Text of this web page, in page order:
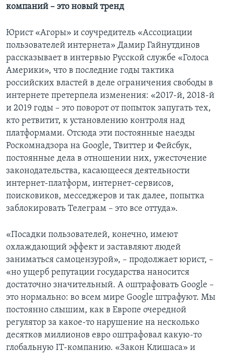
компаний – это новый тренд
Юрист «Агоры» и соучредитель «Ассоциации
пользователей интернета» Дамир Гайнутдинов
рассказывает в интервью Русской службе «Голоса
Америки», что в последние годы тактика
российских властей в деле ограничения свободы в
интернете претерпела изменения: «2017-й, 2018-й
и 2019 годы – это поворот от попыток запугать тех,
кто ретвитит, к установлению контроля над
платформами. Отсюда эти постоянные наезды
Роскомнадзора на Google, Твиттер и Фейсбук,
постоянные дела в отношении них, ужесточение
законодательства, касающееся деятельности
интернет-платформ, интернет-сервисов,
поисковиков, месседжеров и так далее, попытка
заблокировать Телеграм – это все оттуда».
«Посадки пользователей, конечно, имеют
охлаждающий эффект и заставляют людей
заниматься самоцензурой», – продолжает юрист, –
«но ущерб репутации государства наносится
достаточно значительный. А оштрафовать Google –
это нормально: во всем мире Google штрафуют. Мы
постоянно слышим, как в Европе очередной
регулятор за какое-то нарушение на несколько
десятков миллионов евро оштрафовал какую-то
глобальную IT-компанию. «Закон Клишаса» и